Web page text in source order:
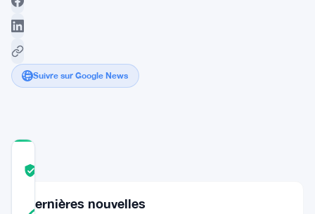
Suivre sur Google News
28
Dernières nouvelles